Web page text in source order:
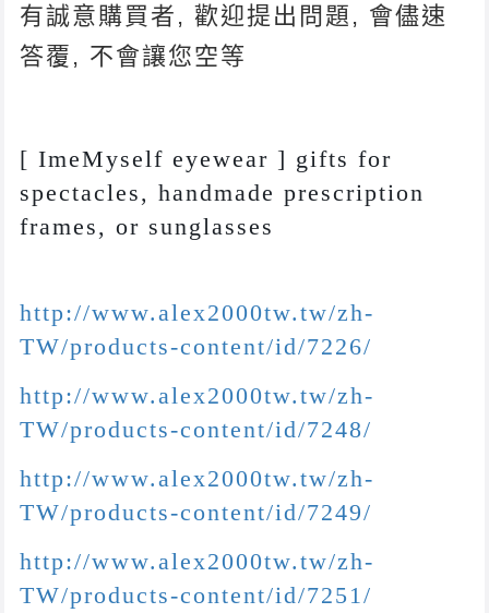
有誠意購買者, 歡迎提出問題, 會儘速
答覆, 不會讓您空等
[ ImeMyself eyewear ] gifts for
spectacles, handmade prescription
frames, or sunglasses
http://www.alex2000tw.tw/zh-
TW/products-content/id/7226/
http://www.alex2000tw.tw/zh-
TW/products-content/id/7248/
http://www.alex2000tw.tw/zh-
TW/products-content/id/7249/
http://www.alex2000tw.tw/zh-
TW/products-content/id/7251/